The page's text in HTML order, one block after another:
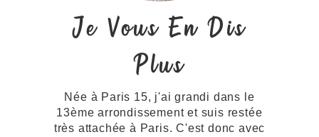
Je Vous En Dis
Plus
Née à Paris 15, j'ai grandi dans le
13ème arrondissement et suis restée
très attachée à Paris. C'est donc avec